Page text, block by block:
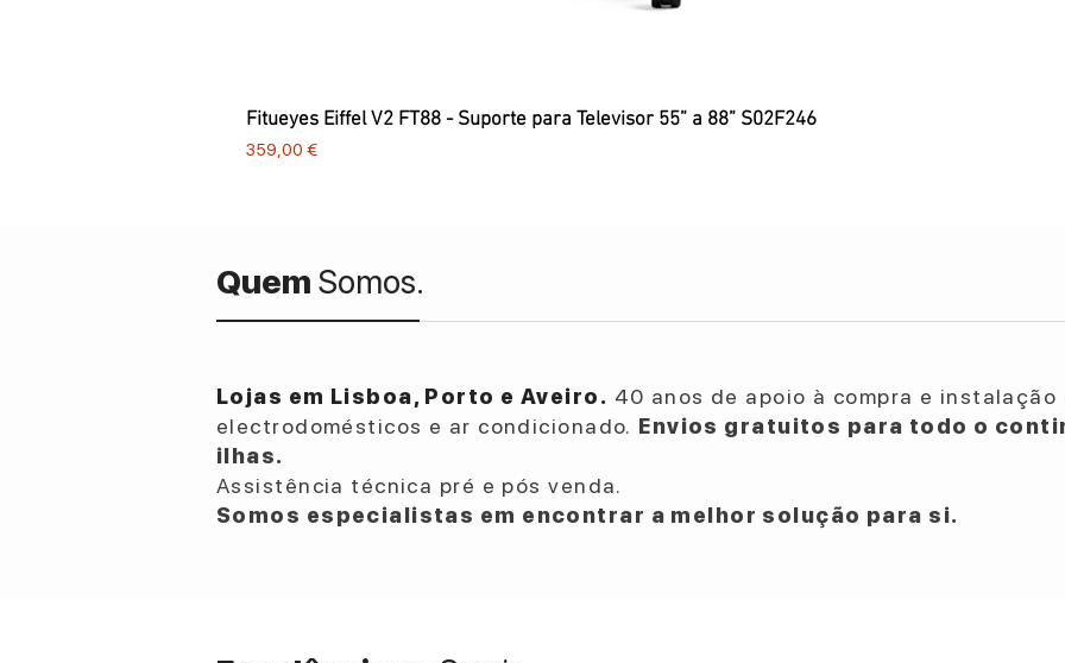
Fitueyes Eiffel V2 FT88 - Suporte para Televisor 55” a 88” S02F246
Preço
359,00 €
Quem Somos.
Lojas em Lisboa, Porto e Aveiro. 40 anos de apoio à compra e instalação
electrodomésticos e ar condicionado. Envios gratuitos para todo o
ilhas.
Assistência técnica pré e pós venda.
Somos especialistas em encontrar a melhor solução para si.